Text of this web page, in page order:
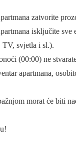
zatvorite
isključite sve
svjetla i sl.).
(00:00) ne
apartmana,
morat će biti